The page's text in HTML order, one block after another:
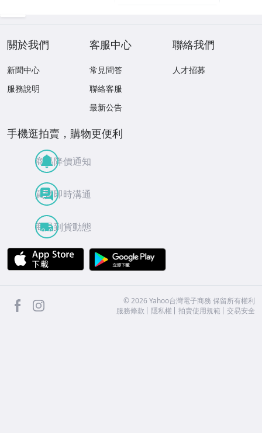
關於我們
新聞中心
服務說明
客服中心
常見問答
聯絡客服
最新公告
聯絡我們
人才招募
手機逛拍賣，購物更便利
商品降價通知
買賣即時溝通
商品到貨動態
APP Store
facebook ©2026 Yahoo台灣電子商務 保留所有權利
服務條款
隱私權 拍賣使用規範 交易安全